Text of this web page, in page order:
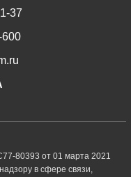
37
600
80393 от 01 марта 2021
в сфере связи,